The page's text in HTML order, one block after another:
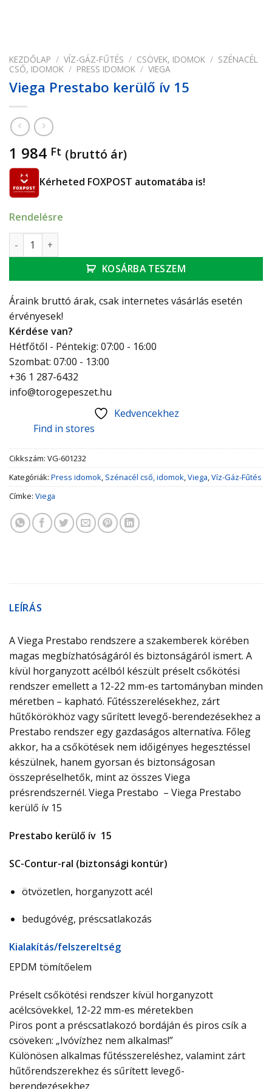
KEZDŐLAP / VÍZ-GÁZ-FŰTÉS / CSÖVEK, IDOMOK / SZÉNACÉL
CSŐ, IDOMOK / PRESS IDOMOK / VIEGA
Viega Prestabo kerülő ív 15
1 984 Ft (bruttó ár)
Kérheted FOXPOST automatába is!
Rendelésre
Viega Prestabo kerülő ív 15 mennyiség
KOSÁRBA TESZEM
Áraink bruttó árak, csak internetes vásárlás esetén
érvényesek!
Kérdése van?
Hétfőtől - Péntekig: 07:00 - 16:00
Szombat: 07:00 - 13:00
+36 1 287-6432
info@torogepeszet.hu
Kedvencekhez
Find in stores
Cikkszám: VG-601232
Kategóriák: Press idomok, Szénacél cső, idomok,Viega,Víz-Gáz-Fűtés
Címke: Viega
LEÍRÁS
A Viega Prestabo rendszere a szakemberek körében
magas megbízhatóságáról és biztonságáról ismert. A
kívül horganyzott acélból készült préselt csőkötési
rendszer emellett a 12-22 mm-es tartományban minden
méretben – kapható. Fűtésszerelésekhez, zárt
hűtőkörökhöz vagy sűrített levegő-berendezésekhez a
Prestabo rendszer egy gazdaságos alternatíva. Főleg
akkor, ha a csőkötések nem időigényes hegesztéssel
készülnek, hanem gyorsan és biztonságosan
összepréselhetők, mint az összes Viega
présrendszernél. Viega Prestabo – Viega Prestabo
kerülő ív 15
Prestabo kerülő ív 15
SC-Contur-ral (biztonsági kontúr)
ötvözetlen, horganyzott acél
bedugóvég, préscsatlakozás
Ki­ala­kí­tás/­fel­sze­relt­ség
EPDM tömítőelem
Préselt csőkötési rendszer kívül horganyzott
acélcsövekkel, 12-22 mm-es méretekben
Piros pont a préscsatlakozó bordáján és piros csík a
csöveken: „Ivóvízhez nem alkalmas!”
Különösen alkalmas fűtésszereléshez, valamint zárt
hűtőrendszerekhez és sűrített levegő-
berendezésekhez